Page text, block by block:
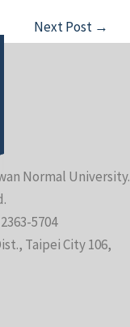
Next Post →
Normal University.
5704
Taipei City 106,